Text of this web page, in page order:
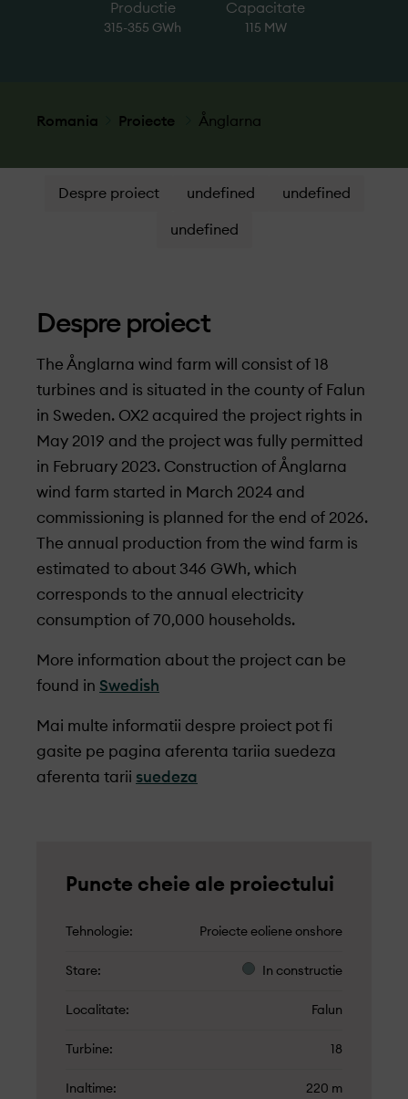
Productie
315-355 GWh
Capacitate
115 MW
Romania Proiecte Ånglarna
Despre proiect undefined undefined
undefined
Despre proiect
The Ånglarna wind farm will consist of 18
turbines and is situated in the county of Falun
in Sweden. OX2 acquired the project rights in
May 2019 and the project was fully permitted
in February 2023. Construction of Ånglarna
wind farm started in March 2024 and
commissioning is planned for the end of 2026.
The annual production from the wind farm is
estimated to about 346 GWh, which
corresponds to the annual electricity
consumption of 70,000 households.
More information about the project can be
found in Swedish
Mai multe informatii despre proiect pot fi
gasite pe pagina aferenta tariia suedeza
aferenta tarii suedeza
Puncte cheie ale proiectului
Tehnologie Proiecte eoliene onshore
Stare In constructie
Localitate Falun
Turbine 18
Inaltime 220 m